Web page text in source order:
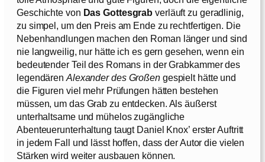
Geschichte von Das Gottesgrab verläuft zu geradlinig,
zu simpel, um den Preis am Ende zu rechtfertigen. Die
Nebenhandlungen machen den Roman länger und sind
nie langweilig, nur hätte ich es gern gesehen, wenn ein
bedeutender Teil des Romans in der Grabkammer des
legendären Alexander des Großengespielt hätte und
die Figuren viel mehr Prüfungen hätten bestehen
müssen, um das Grab zu entdecken. Als äußerst
unterhaltsame und mühelos zugängliche
Abenteuerunterhaltung taugt Daniel Knox’ erster Auftritt
in jedem Fall und lässt hoffen, dass der Autor die vielen
Stärken wird weiter ausbauen können.